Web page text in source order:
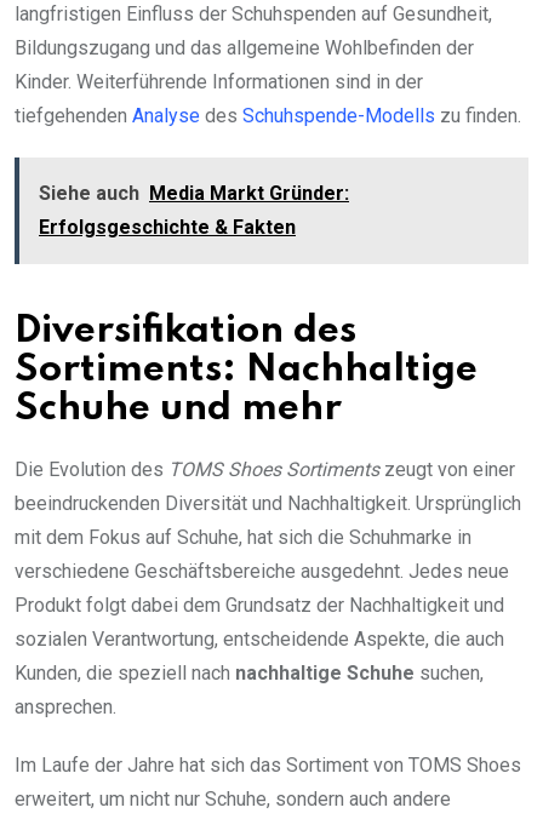
langfristigen Einfluss der Schuhspenden auf Gesundheit,
Bildungszugang und das allgemeine Wohlbefinden der
Kinder. Weiterführende Informationen sind in der
tiefgehenden Analyse des Schuhspende-Modells zu finden.
Siehe auch Media Markt Gründer:
Erfolgsgeschichte & Fakten
Diversifikation des
Sortiments: Nachhaltige
Schuhe und mehr
Die Evolution des TOMS Shoes Sortimentszeugt von einer
beeindruckenden Diversität und Nachhaltigkeit. Ursprünglich
mit dem Fokus auf Schuhe, hat sich die Schuhmarke in
verschiedene Geschäftsbereiche ausgedehnt. Jedes neue
Produkt folgt dabei dem Grundsatz der Nachhaltigkeit und
sozialen Verantwortung, entscheidende Aspekte, die auch
Kunden, die speziell nach nachhaltige Schuhe suchen,
ansprechen.
Im Laufe der Jahre hat sich das Sortiment von TOMS Shoes
erweitert, um nicht nur Schuhe, sondern auch andere